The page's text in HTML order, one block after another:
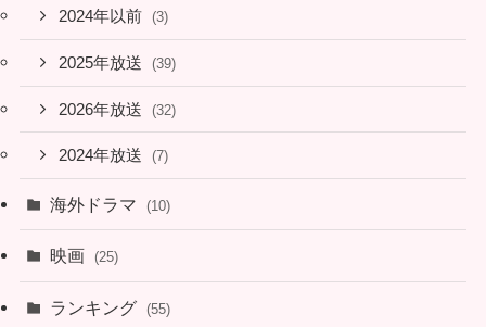
2024年以前 (3)
2025年放送 (39)
2026年放送 (32)
2024年放送 (7)
海外ドラマ (10)
映画 (25)
ランキング (55)